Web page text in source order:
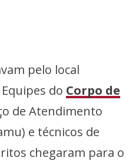
pelo local
do Corpo de
de Atendimento
e técnicos de
chegaram para o